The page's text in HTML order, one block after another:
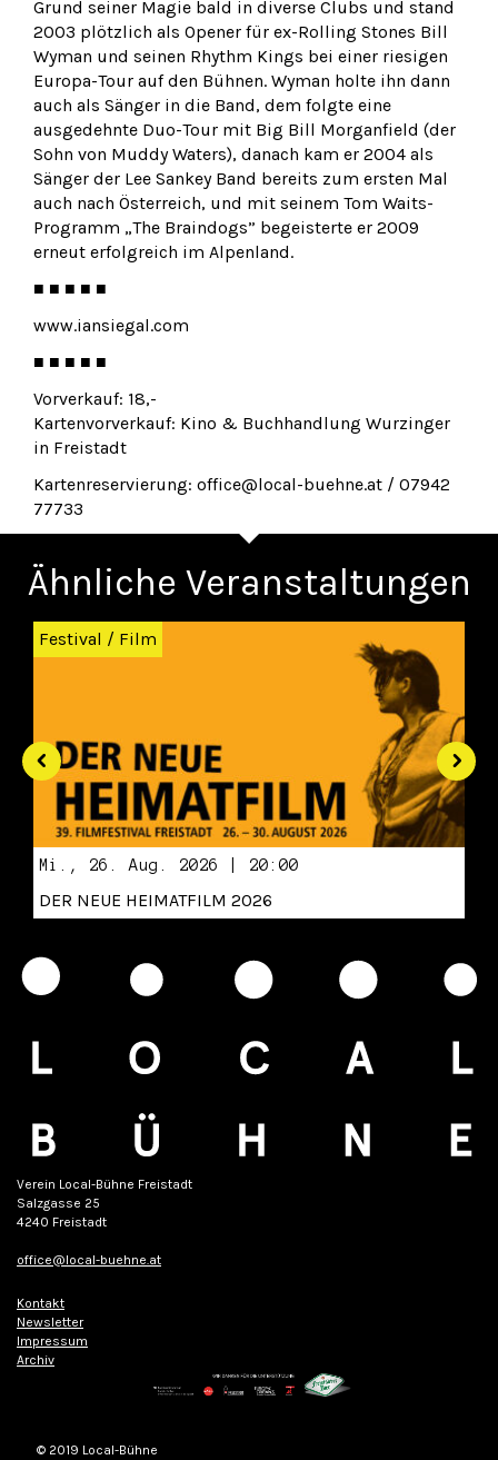
Grund seiner Magie bald in diverse Clubs und stand
2003 plötzlich als Opener für ex-Rolling Stones Bill
Wyman und seinen Rhythm Kings bei einer riesigen
Europa-Tour auf den Bühnen. Wyman holte ihn dann
auch als Sänger in die Band, dem folgte eine
ausgedehnte Duo-Tour mit Big Bill Morganfield (der
Sohn von Muddy Waters), danach kam er 2004 als
Sänger der Lee Sankey Band bereits zum ersten Mal
auch nach Österreich, und mit seinem Tom Waits-
Programm „The Braindogs” begeisterte er 2009
erneut erfolgreich im Alpenland.
■ ■ ■ ■ ■
www.iansiegal.com
■ ■ ■ ■ ■
Vorverkauf: 18,-
Kartenvorverkauf: Kino & Buchhandlung Wurzinger
in Freistadt
Kartenreservierung: office@local-buehne.at / 07942
77733
Ähnliche Veranstaltungen
Zurück
Festival / Film
Mi., 26. Aug. 2026 | 20:00
DER NEUE HEIMATFILM 2026
Verein Local-Bühne Freistadt
Salzgasse 25
4240 Freistadt
office@local-buehne.at
Kontakt
Newsletter
Impressum
Archiv
© 2019 Local-Bühne